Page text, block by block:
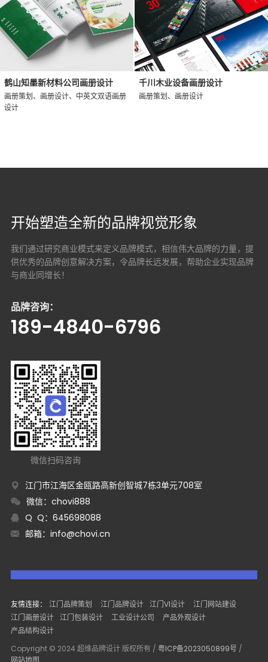
鹤山知墨新材料公司画册设计
画册策划、画册设计、中英文双语画册
设计
千川木业设备画册设计
画册策划、画册设计
开始塑造全新的品牌视觉形象
我们通过研究商业模式来定义品牌模式，相信伟大品牌的力量，提
供优秀的品牌创意解决方案， 令品牌长远发展，帮助企业实现品牌
与商业同增长！
品牌咨询：
189-4840-6796
微信扫码咨询
江门市江海区金瓯路高新创智城7栋3单元708室
微信：chovi888
Q Q：645698088
邮箱： info@chovi.cn
友情连接： 江门品牌策划 江门品牌设计 江门VI设计
江门网站建设
江门画册设计 江门包装设计 工业设计公司
产品外观设计
产品结构设计
Copyright © 2024 超维品牌设计 版权所有 / 粤ICP备2023050899号 /